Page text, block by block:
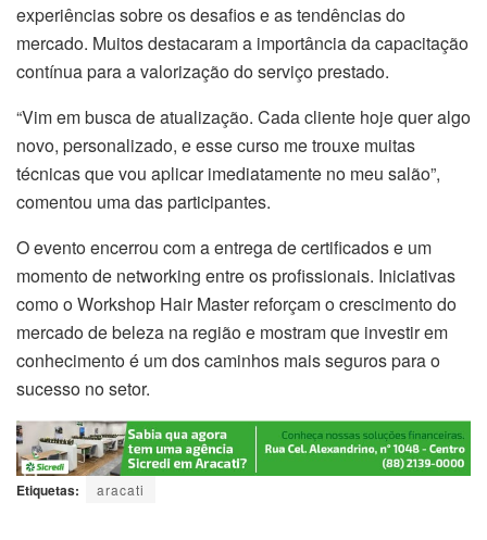
experiências sobre os desafios e as tendências do
mercado. Muitos destacaram a importância da capacitação
contínua para a valorização do serviço prestado.
“Vim em busca de atualização. Cada cliente hoje quer algo
novo, personalizado, e esse curso me trouxe muitas
técnicas que vou aplicar imediatamente no meu salão”,
comentou uma das participantes.
O evento encerrou com a entrega de certificados e um
momento de networking entre os profissionais. Iniciativas
como o Workshop Hair Master reforçam o crescimento do
mercado de beleza na região e mostram que investir em
conhecimento é um dos caminhos mais seguros para o
sucesso no setor.
Etiquetas: aracati